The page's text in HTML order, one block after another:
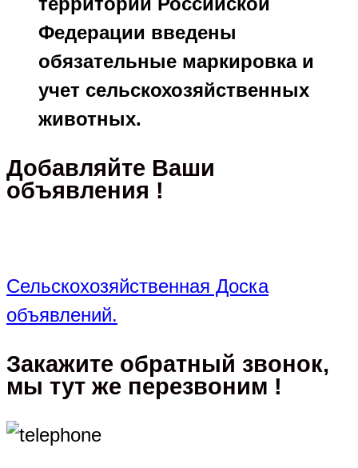
Федерации введены
обязательные маркировка и
учет сельскохозяйственных
животных.
Добавляйте Ваши
объявления !
Сельскохозяйственная Доска
объявлений.
Закажите обратный звонок,
мы тут же перезвоним !